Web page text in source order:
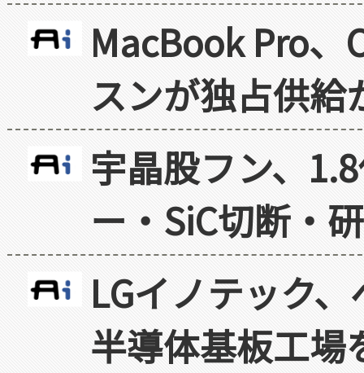
MacBook Pro
スンが独占供給
宇晶股フン、
ー・SiC切断・
LGイノテック
半導体基板工場